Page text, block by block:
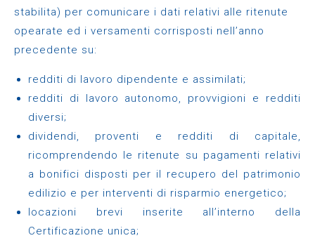
stabilita) per comunicare i dati relativi alle ritenute
opearate ed i versamenti corrisposti nell’anno
precedente su:
redditi di lavoro dipendente e assimilati;
redditi di lavoro autonomo, provvigioni e redditi
diversi;
dividendi, proventi e redditi di capitale,
ricomprendendo le ritenute su pagamenti relativi
a bonifici disposti per il recupero del patrimonio
edilizio e per interventi di risparmio energetico;
locazioni brevi inserite all’interno della
Certificazione unica;